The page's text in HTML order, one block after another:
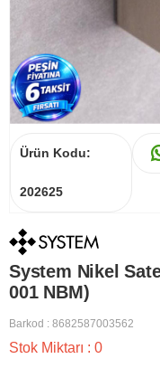
Ürün Kodu:
202625
System Nikel
001 NBM)
Barkod : 8682587003562
Stok Miktarı : 0